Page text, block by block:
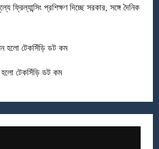
ফ্রিল্যান্সিং প্রশিক্ষণ দিচ্ছে সরকার, সঙ্গে দৈনিক
হলো টেকসিঁড়ি ডট কম
টেকসিঁড়ি ডট কম